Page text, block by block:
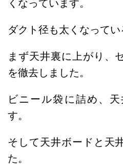
くなっています。
ダクト径も太くなってい
まず天井裏に上がり、
を徹去しました。
ビニール袋に詰め、
す。
そして天井ボードと天
た。